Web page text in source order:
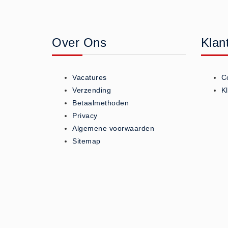
Koud - Warm kompressen (3)
Overige (1)
Teken - Beten sets (5)
Vitamines en mineralen (0)
Eerste Hulp Paneel
Eerste Hulp Paneel (0)
Over Ons
Vacatures
Verzending
Betaalmethoden
Privacy
Algemene voorwaarden
Sitemap